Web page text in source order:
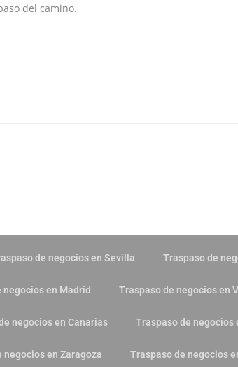
del camino.
de negocios en Sevilla Traspaso de
negocios en Madrid Traspaso de negocios en
negocios en Canarias Traspaso de negocios
negocios en Zaragoza Traspaso de negocios